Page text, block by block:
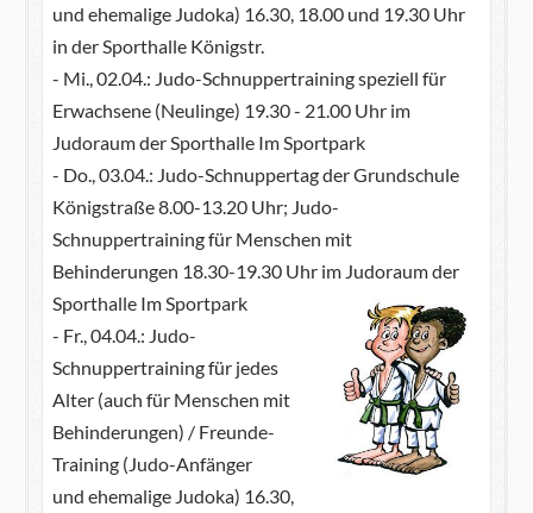
und ehemalige Judoka) 16.30, 18.00 und 19.30 Uhr
in der Sporthalle Königstr.
- Mi., 02.04.: Judo-Schnuppertraining speziell für
Erwachsene (Neulinge) 19.30 - 21.00 Uhr im
Judoraum der Sporthalle Im Sportpark
- Do., 03.04.: Judo-Schnuppertag der Grundschule
Königstraße 8.00-13.20 Uhr; Judo-
Schnuppertraining für Menschen mit
Behinderungen 18.30-19.30 Uhr im Judoraum der
Sporthalle Im Sportpark
- Fr., 04.04.: Judo-
Schnuppertraining für jedes
Alter (auch für Menschen mit
Behinderungen) / Freunde-
Training (Judo-Anfänger
und ehemalige Judoka) 16.30,